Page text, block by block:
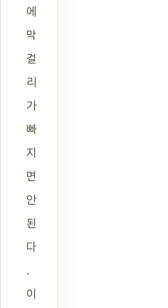
에
막
걸
리
가
빠
지
면
안
된
다
.
이